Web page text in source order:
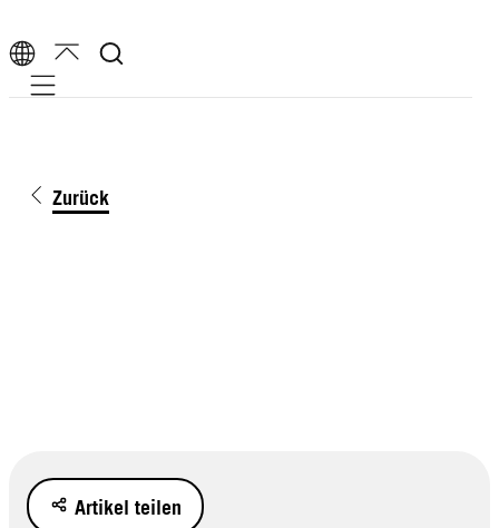
Mobile navigation
Zurück
Artikel teilen